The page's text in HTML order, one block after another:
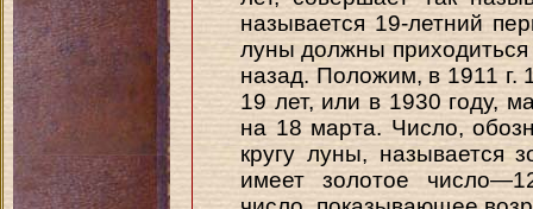
называется 19-летний
луны должны приходиться
назад. Положим, в 1911 г.
19 лет, или в 1930 году,
на 18 марта. Число,
кругу луны, называется
имеет золотое